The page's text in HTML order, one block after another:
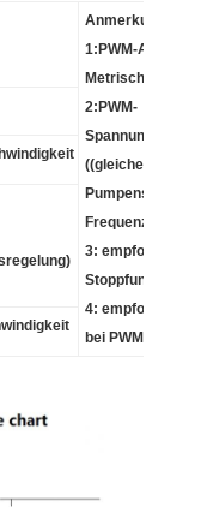
Anmerkung:
1:PWM-
Metrischer Fehler
2:PWM-
Spannung:24VDC/
((gleiche wie
Pumpenspannung)
Frequenz:50-
3: empfohlene
Stoppfunktion:10%
4: empfohlene
bei PWM-